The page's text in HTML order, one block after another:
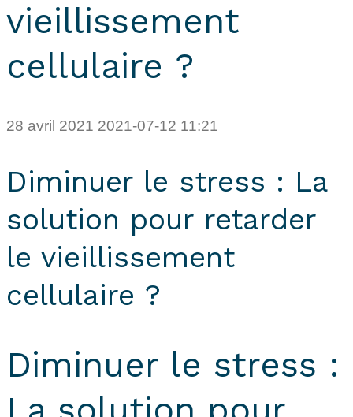
vieillissement
cellulaire ?
28 avril 2021 2021-07-12 11:21
Diminuer le stress : La
solution pour retarder
le vieillissement
cellulaire ?
Diminuer le stress :